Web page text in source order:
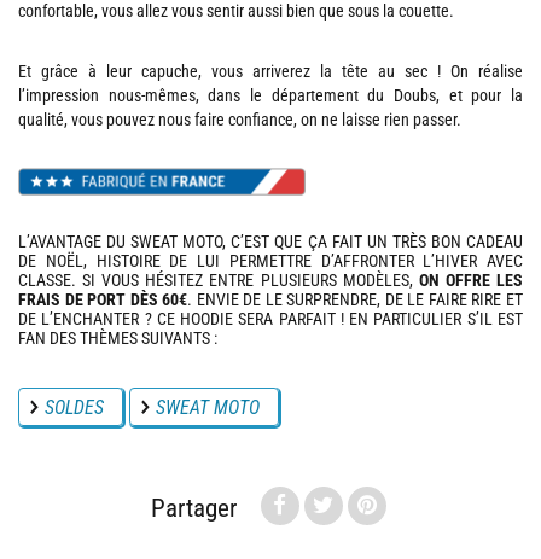
confortable, vous allez vous sentir aussi bien que sous la couette.
Et grâce à leur capuche, vous arriverez la tête au sec ! On réalise
l’impression nous-mêmes, dans le département du Doubs, et pour la
qualité, vous pouvez nous faire confiance, on ne laisse rien passer.
L’AVANTAGE DU SWEAT MOTO, C’EST QUE ÇA FAIT UN TRÈS BON CADEAU
DE NOËL, HISTOIRE DE LUI PERMETTRE D’AFFRONTER L’HIVER AVEC
CLASSE. SI VOUS HÉSITEZ ENTRE PLUSIEURS MODÈLES, ON OFFRE LES
FRAIS DE PORT DÈS 60€. ENVIE DE LE SURPRENDRE, DE LE FAIRE RIRE ET
DE L’ENCHANTER ? CE HOODIE SERA PARFAIT ! EN PARTICULIER S’IL EST
FAN DES THÈMES SUIVANTS :
SOLDES SWEAT MOTO
Partager